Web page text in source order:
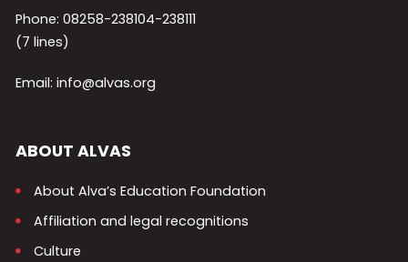
Phone: 08258-238104-238111
(7 lines)
Email: info@alvas.org
ABOUT ALVAS
About Alva’s Education Foundation
Affiliation and legal recognitions
Culture